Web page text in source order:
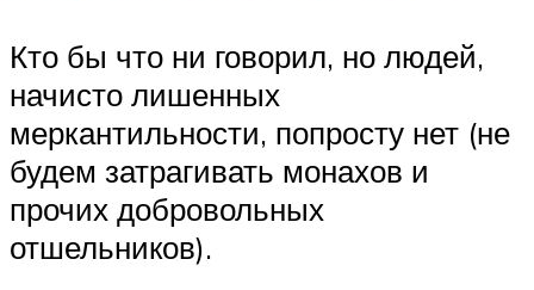
Кто бы что ни говорил, но людей,
начисто лишенных
меркантильности, попросту нет (не
будем затрагивать монахов и
прочих добровольных
отшельников).